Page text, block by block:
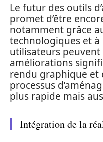
Le futur des outils
promet d’être
notamment grâce
technologiques et à
utilisateurs peuvent
améliorations
rendu graphique et
processus
plus rapide mais
Intégration de la